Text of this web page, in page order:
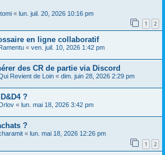
« lun. juil. 20, 2026 10:16 pm
1 2
en ligne collaboratif
Ramentu « ven. juil. 10, 2026 1:42 pm
des CR de partie via Discord
Revient de Loin « dim. juin 28, 2026 2:29 pm
?
« lun. mai 18, 2026 3:42 pm
?
« lun. mai 18, 2026 12:26 pm
1 2